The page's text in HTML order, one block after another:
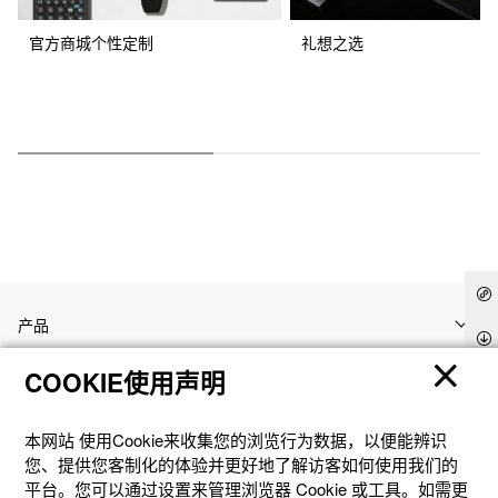
官方商城个性定制 礼想之选
产品
客户支持
资讯
COOKIE使用声明
本网站 使⽤Cookie来收集您的浏览⾏为数据，以便能辨识
您、提供您客制化的体验并更好地了解访客如何使⽤我们的
平台。您可以通过设置来管理浏览器 Cookie 或⼯具。如需更